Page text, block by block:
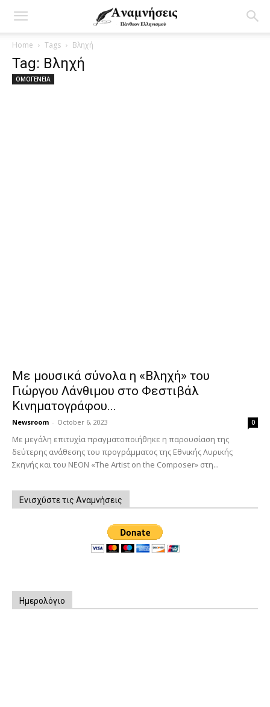
Home Tags Βληχή
Tag: Βληχή
ΟΜΟΓΕΝΕΙΑ
Με μουσικά σύνολα η «Βληχή» του
Γιώργου Λάνθιμου στο Φεστιβάλ
Κινηματογράφου...
Newsroom - October 6, 2023 0
Με μεγάλη επιτυχία πραγματοποιήθηκε η παρουσίαση της
δεύτερης ανάθεσης του προγράμματος της Εθνικής Λυρικής
Σκηνής και του ΝΕΟΝ «The Artist on the Composer» στη...
Ενισχύστε τις Αναμνήσεις
Ημερολόγιο